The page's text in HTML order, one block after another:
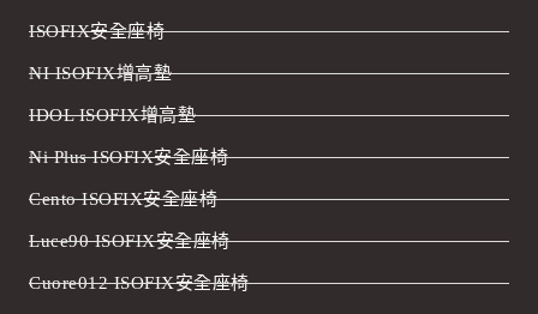
ISOFIX安全座椅
NI ISOFIX增高墊
IDOL ISOFIX增高墊
Ni Plus ISOFIX安全座椅
Cento ISOFIX安全座椅
Luce90 ISOFIX安全座椅
Cuore012 ISOFIX安全座椅